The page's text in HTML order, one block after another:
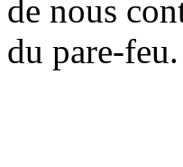
de nous
du pare-feu.